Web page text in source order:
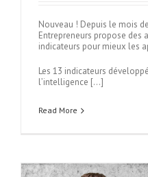
Nouveau ! Depuis le mois
Entrepreneurs propose des
indicateurs pour mieux les
Les 13 indicateurs
l’intelligence […]
Read More